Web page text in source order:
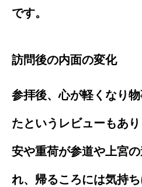
です。
訪問後の内面の変化
参拝後、心が軽くなり
たというレビューもあ
安や重荷が参道や上宮
れ、帰るころには気持